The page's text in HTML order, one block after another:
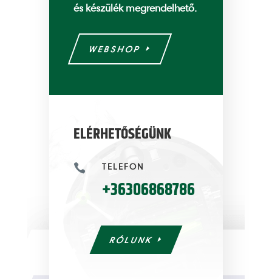
és készülék megrendelhető.
WEBSHOP
ELÉRHETŐSÉGÜNK
 TELEFON
+36306868786
RÓLUNK